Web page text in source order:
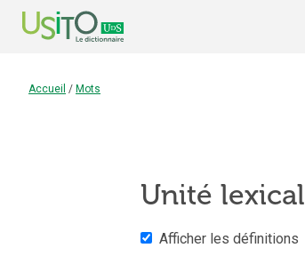
Accueil / Mots
Unité
Afficher les définitions